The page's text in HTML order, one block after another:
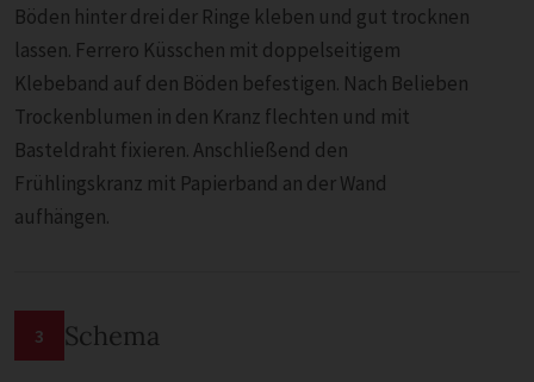
Böden hinter drei der Ringe kleben und gut trocknen
lassen. Ferrero Küsschen mit doppelseitigem
Klebeband auf den Böden befestigen. Nach Belieben
Trockenblumen in den Kranz flechten und mit
Basteldraht fixieren. Anschließend den
Frühlingskranz mit Papierband an der Wand
aufhängen.
3 Schema